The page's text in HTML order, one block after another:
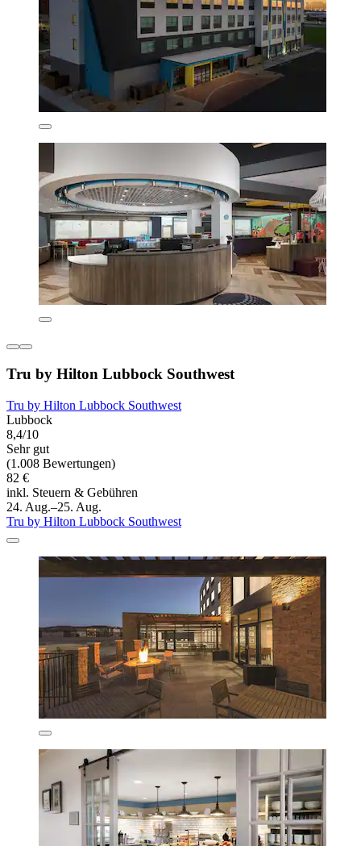
Tru by Hilton Lubbock Southwest
Tru by Hilton Lubbock Southwest
Lubbock
8,4/10
Sehr gut
(1.008 Bewertungen)
82 €
inkl. Steuern & Gebühren
24. Aug.–25. Aug.
Tru by Hilton Lubbock Southwest